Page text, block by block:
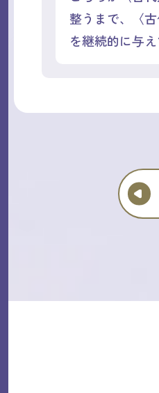
整うまで、〈
を継続的に与え